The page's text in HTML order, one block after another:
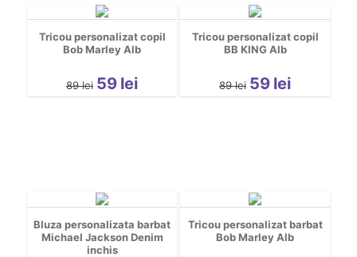
Tricou personalizat copil
Bob Marley Alb
89 lei 59 lei
Tricou personalizat copil
BB KING Alb
89 lei 59 lei
Bluza personalizata barbat
Michael Jackson Denim
inchis
Tricou personalizat barbat
Bob Marley Alb